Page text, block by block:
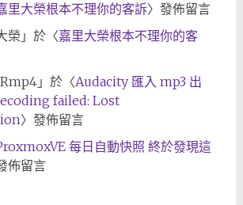
里大榮根本不理你的客訴〉發佈留言
榮 」於〈嘉里大榮根本不理你的客
」於〈Audacity 匯入 mp3 出
failed: Lost
〉發佈留言
每日自動快照 終於發現這
佈留言